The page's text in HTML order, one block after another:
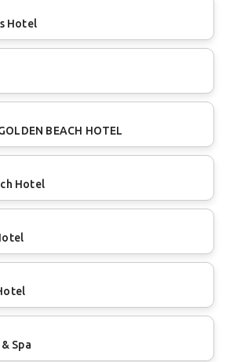
Hotel
BEACH HOTEL
Hotel
Spa